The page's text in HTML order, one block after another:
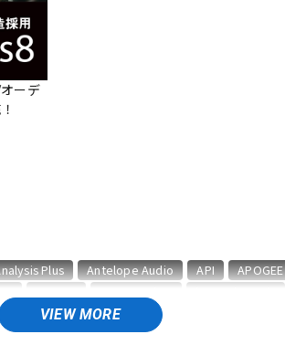
ーデ
VIEW MORE
Plus Antelope Audio API APOGEE
TRY